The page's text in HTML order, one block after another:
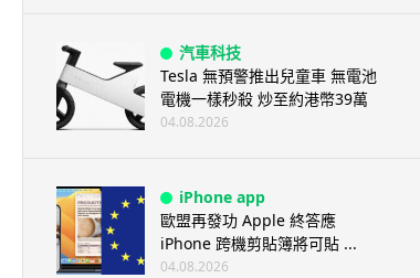
汽車科技
Tesla 無預警推出兒童車 無電池
電機一樣秒殺 炒至約港幣39萬
04.08.2026
iPhone app
歐盟再發功 Apple 終答應
iPhone 跨機剪貼簿將可貼 ...
04.08.2026